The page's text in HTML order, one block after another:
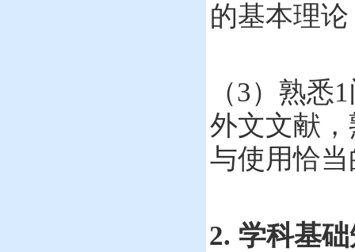
的基本理论
（3） 熟悉1
外文文献 ，
与使用恰当
2. 学科基